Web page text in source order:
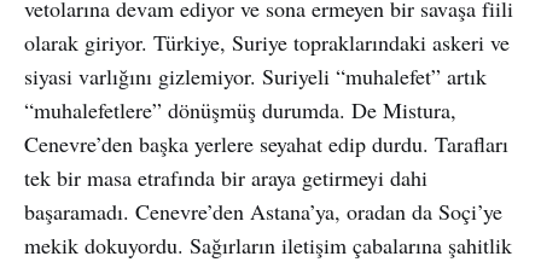
vetolarına devam ediyor ve sona ermeyen bir savaşa fiili
olarak giriyor. Türkiye, Suriye topraklarındaki askeri ve
siyasi varlığını gizlemiyor. Suriyeli “muhalefet” artık
“muhalefetlere” dönüşmüş durumda. De Mistura,
Cenevre’den başka yerlere seyahat edip durdu. Tarafları
tek bir masa etrafında bir araya getirmeyi dahi
başaramadı. Cenevre’den Astana’ya, oradan da Soçi’ye
mekik dokuyordu. Sağırların iletişim çabalarına şahitlik